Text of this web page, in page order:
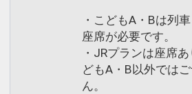
・こどもA・Bは列
座席が必要です。
・JRプランは座席
どもA・B以外では
ん。